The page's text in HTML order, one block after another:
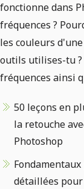
fonctionne dans
fréquences ?
les couleurs
outils utilises-tu ?
fréquences ainsi
50 leçons en
la retouche
Photoshop
détaillées